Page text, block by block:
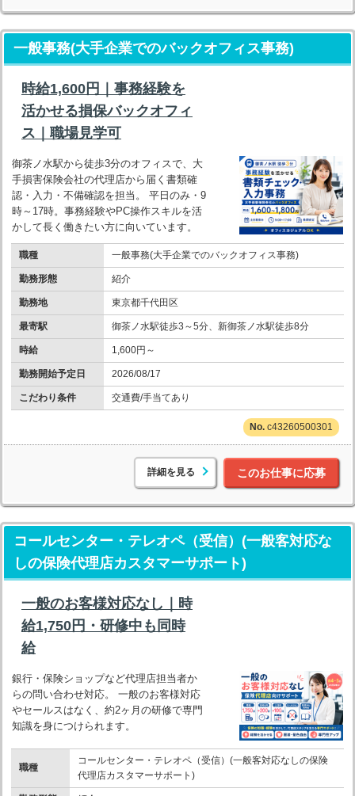
一般事務(大手企業でのバックオフィス事務)
時給1,600円｜事務経験を
活かせる損保バックオフィ
ス｜職場見学可
御茶ノ水駅から徒歩3分のオフィスで、大
手損害保険会社の代理店から届く書類確
認・入力・不備確認を担当。 平日のみ・9
時～17時。事務経験やPC操作スキルを活
かして長く働きたい方に向いています。
職種 一般事務(大手企業でのバックオフィス事務)
勤務形態 紹介
勤務地 東京都千代田区
最寄駅 御茶ノ水駅徒歩3～5分、新御茶ノ水駅徒歩8分
時給 1,600円～
勤務開始予定日 2026/08/17
こだわり条件 交通費/手当てあり
c43260500301
詳細を見る このお仕事に応募
コールセンター・テレオペ（受信）(一般客対応な
しの保険代理店カスタマーサポート)
一般のお客様対応なし｜時
給1,750円・研修中も同時
給
銀行・保険ショップなど代理店担当者か
らの問い合わせ対応。 一般のお客様対応
やセールスはなく、約2ヶ月の研修で専門
知識を身につけられます。
職種
コールセンター・テレオペ（受信）(一般客対応なしの保険
代理店カスタマーサポート)